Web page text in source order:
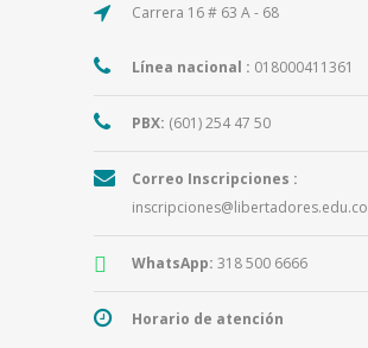
Carrera 16 # 63 A - 68
Línea nacional : 018000411361
PBX: (601) 254 47 50
Correo Inscripciones :
inscripciones@libertadores.edu.co
WhatsApp: 318 500 6666
Horario de atención